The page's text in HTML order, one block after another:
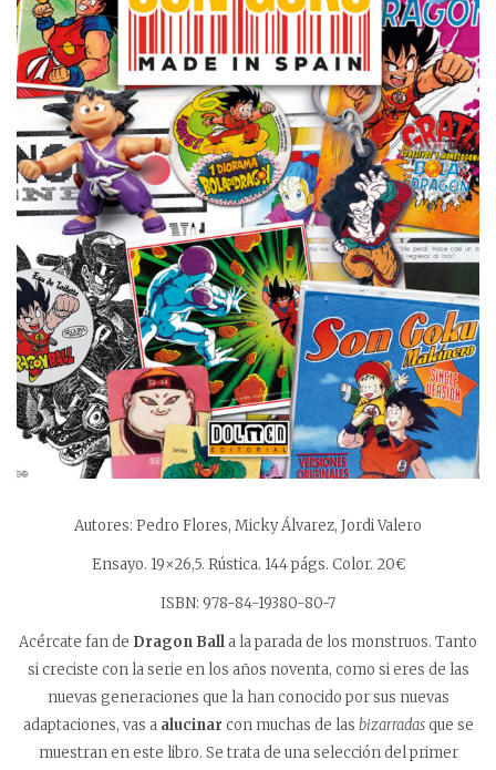
Autores: Pedro Flores, Micky Álvarez, Jordi Valero
Ensayo. 19×26,5. Rústica. 144 págs. Color. 20€
ISBN: 978-84-19380-80-7
Acércate fan de Dragon Balla la parada de los monstruos. Tanto
si creciste con la serie en los años noventa, como si eres de las
nuevas generaciones que la han conocido por sus nuevas
adaptaciones, vas a alucinar con muchas de las bizarradasque se
muestran en este libro. Se trata de una selección del primer